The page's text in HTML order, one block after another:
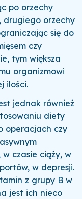
po orzechy
drugiego orzechy
się do
czy
tym większa
organizmowi
ilości.
jednak również
diety
operacjach czy
czasie ciąży, w
w depresji.
z grupy B w
jest ich nieco